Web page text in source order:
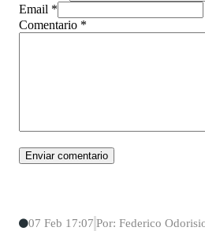
Email *
Comentario *
07 Feb 17:07 Por: Federico